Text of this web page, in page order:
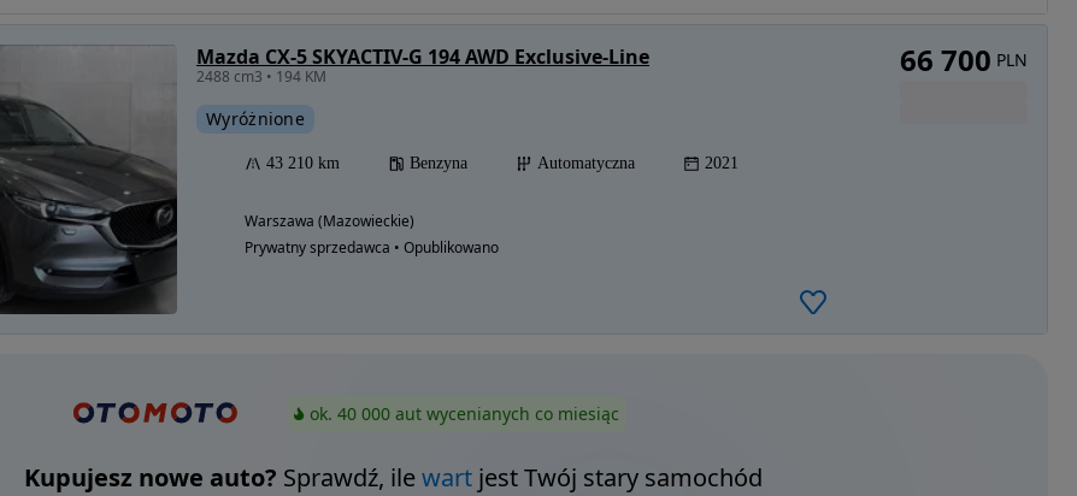
Mazda CX-5 SKYACTIV-G 194 AWD Exclusive-Line
2488 cm3 • 194 KM
Wyróżnione
43 210 km Benzyna Automatyczna 2021
Warszawa (Mazowieckie)
Prywatny sprzedawca • Opublikowano
66 700 PLN
ok. 40 000 aut wycenianych co miesiąc
Kupujesz nowe auto? Sprawdź, ilewartjest Twój stary samochód